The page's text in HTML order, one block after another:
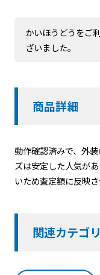
かいほうどうをご
ざいました。
商品詳細
動作確認済みで、外
ズは安定した人気が
いため査定額に反映
関連カテゴ